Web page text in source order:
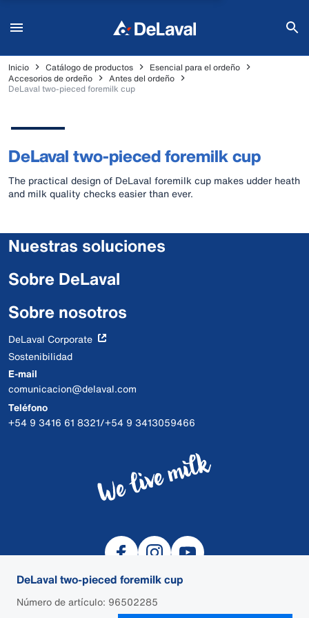
Inicio Catálogo de productos
Esencial para el ordeño
Accesorios de ordeño
Antes del ordeño
DeLaval two-pieced foremilk cup
DeLaval two-pieced foremilk cup
The practical design of DeLaval foremilk cup makes udder heath
and milk quality checks easier than ever.
DeLaval two-pieced foremilk cup
Número de artículo: 96502285
Nuestras soluciones
Sobre DeLaval
Sobre nosotros
DeLaval Corporate
Sostenibilidad
E-mail
comunicacion@delaval.com
Teléfono
+54 9 3416 61 8321/+54 9 3413059466